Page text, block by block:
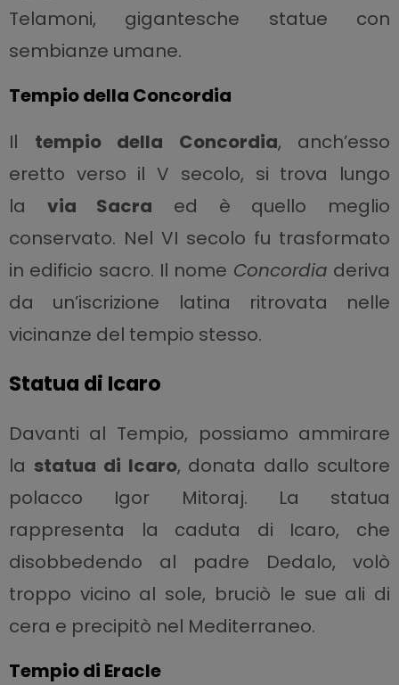
Telamoni, gigantesche statue con
sembianze umane.
Tempio della Concordia
Il tempio della Concordia, anch’esso
eretto verso il V secolo, si trova lungo
la via Sacra ed è quello meglio
conservato. Nel VI secolo fu trasformato
in edificio sacro. Il nome Concordia deriva
da un’iscrizione latina ritrovata nelle
vicinanze del tempio stesso.
Statua di Icaro
Davanti al Tempio, possiamo ammirare
la statua di Icaro, donata dallo scultore
polacco Igor Mitoraj. La statua
rappresenta la caduta di Icaro, che
disobbedendo al padre Dedalo, volò
troppo vicino al sole, bruciò le sue ali di
cera e precipitò nel Mediterraneo.
Tempio di Eracle